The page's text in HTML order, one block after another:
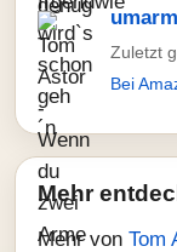
Zuletzt
Bei
Mehr
Mehr von Tom